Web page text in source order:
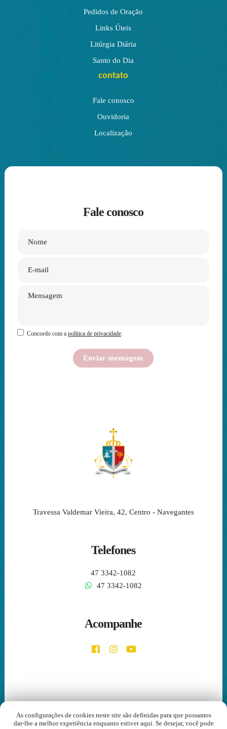
As configurações de cookies neste site são definidas para que possamos
dar-lhe a melhor experiência enquanto estiver aqui. Se desejar, você pode
Pedidos de Oração
Links Úteis
Litúrgia Diária
Santo do Dia
contato
Fale conosco
Ouvidoria
Localização
Fale conosco
Concordo com a política de privacidade.
Travessa Valdemar Vieira, 42, Centro - Navegantes
Telefones
47 3342-1082
47 3342-1082
Acompanhe